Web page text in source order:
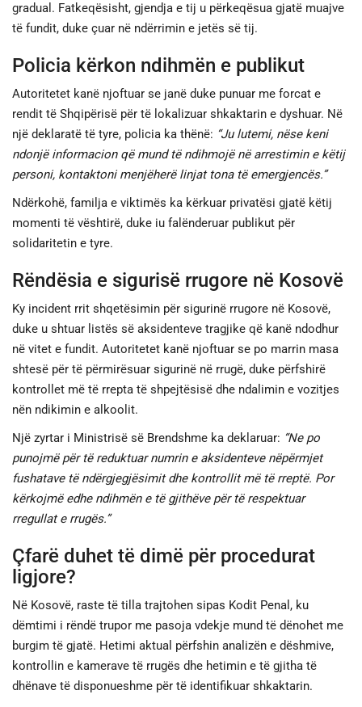
gradual. Fatkeqësisht, gjendja e tij u përkeqësua gjatë muajve
të fundit, duke çuar në ndërrimin e jetës së tij.
Policia kërkon ndihmën e publikut
Autoritetet kanë njoftuar se janë duke punuar me forcat e
rendit të Shqipërisë për të lokalizuar shkaktarin e dyshuar. Në
një deklaratë të tyre, policia ka thënë: “Ju lutemi, nëse keni
ndonjë informacion që mund të ndihmojë në arrestimin e këtij
personi, kontaktoni menjëherë linjat tona të emergjencës.”
Ndërkohë, familja e viktimës ka kërkuar privatësi gjatë këtij
momenti të vështirë, duke iu falënderuar publikut për
solidaritetin e tyre.
Rëndësia e sigurisë rrugore në Kosovë
Ky incident rrit shqetësimin për sigurinë rrugore në Kosovë,
duke u shtuar listës së aksidenteve tragjike që kanë ndodhur
në vitet e fundit. Autoritetet kanë njoftuar se po marrin masa
shtesë për të përmirësuar sigurinë në rrugë, duke përfshirë
kontrollet më të rrepta të shpejtësisë dhe ndalimin e vozitjes
nën ndikimin e alkoolit.
Një zyrtar i Ministrisë së Brendshme ka deklaruar: “Ne po
punojmë për të reduktuar numrin e aksidenteve nëpërmjet
fushatave të ndërgjegjësimit dhe kontrollit më të rreptë. Por
kërkojmë edhe ndihmën e të gjithëve për të respektuar
rregullat e rrugës.”
Çfarë duhet të dimë për procedurat
ligjore?
Në Kosovë, raste të tilla trajtohen sipas Kodit Penal, ku
dëmtimi i rëndë trupor me pasoja vdekje mund të dënohet me
burgim të gjatë. Hetimi aktual përfshin analizën e dëshmive,
kontrollin e kamerave të rrugës dhe hetimin e të gjitha të
dhënave të disponueshme për të identifikuar shkaktarin.